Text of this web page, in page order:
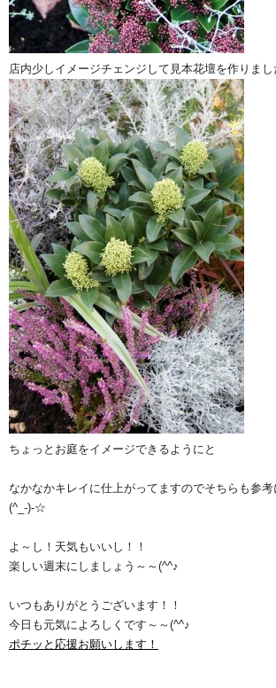
店内少しイメージチェンジして見本花壇を作りまし
ちょっとお庭をイメージできるようにと
なかなかキレイに仕上がってますのでそちらも参
(^_-)-☆
よ～し！天気もいいし！！
楽しい週末にしましょう～～(^^♪
いつもありがとうございます！！
今日も元気によろしくです～～(^^♪
ポチッと応援お願いします！